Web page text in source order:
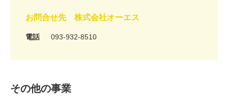
お問合せ先 株式会社オーエス
電話 093-932-8510
その他の事業